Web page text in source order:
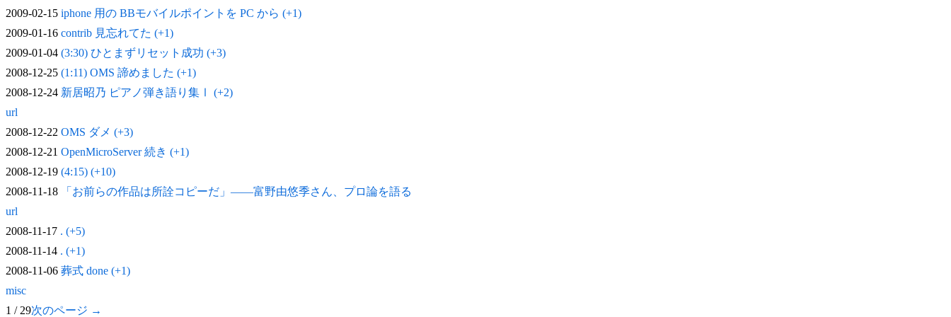
2009-02-15 iphone 用の BBモバイルポイントを PC から (+1)
2009-01-16 contrib 見忘れてた (+1)
2009-01-04 (3:30) ひとまずリセット成功 (+3)
2008-12-25 (1:11) OMS 諦めました (+1)
2008-12-24 新居昭乃 ピアノ弾き語り集Ⅰ (+2)
url
2008-12-22 OMS ダメ (+3)
2008-12-21 OpenMicroServer 続き (+1)
2008-12-19 (4:15) (+10)
2008-11-18
「お前らの作品は所詮コピーだ」——富野由悠季さん、プロ論を語る
url
2008-11-17 . (+5)
2008-11-14 . (+1)
2008-11-06 葬式 done (+1)
misc
1 / 29次のページ →